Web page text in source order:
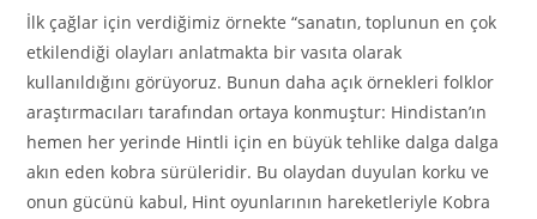
İlk çağlar için verdiğimiz örnekte “sanatın, toplunun en çok
etkilendiği olayları anlatmakta bir vasıta olarak
kullanıldığını görüyoruz. Bunun daha açık örnekleri folklor
araştırmacıları tarafından ortaya konmuştur: Hindistan’ın
hemen her yerinde Hintli için en büyük tehlike dalga dalga
akın eden kobra sürüleridir. Bu olaydan duyulan korku ve
onun gücünü kabul, Hint oyunlarının hareketleriyle Kobra